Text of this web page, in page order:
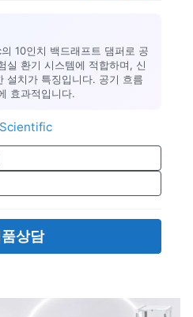
10인치 백드래프트 댐퍼로 공
실 환기 시스템에 적합하며, 신
설치가 특징입니다. 공기 흐름
효과적입니다.
상담